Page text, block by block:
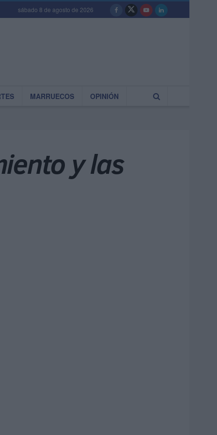
sábado 8 de agosto de 2026
MARRUECOS OPINIÓN
y las